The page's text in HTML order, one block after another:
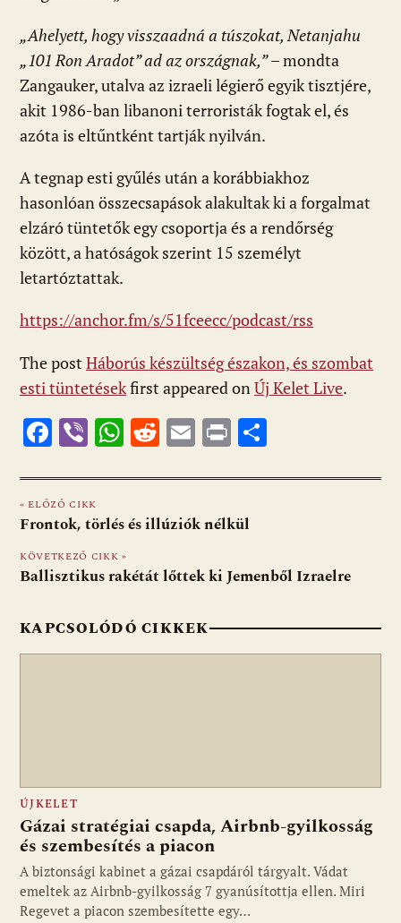
„Ahelyett, hogy visszaadná a túszokat, Netanjahu
„101 Ron Aradot” ad az országnak,”– mondta
Zangauker, utalva az izraeli légierő egyik tisztjére,
akit 1986-ban libanoni terroristák fogtak el, és
azóta is eltűntként tartják nyilván.
A tegnap esti gyűlés után a korábbiakhoz
hasonlóan összecsapások alakultak ki a forgalmat
elzáró tüntetők egy csoportja és a rendőrség
között, a hatóságok szerint 15 személyt
letartóztattak.
https://anchor.fm/s/51fceecc/podcast/rss
The post Háborús készültség északon, és szombat
esti tüntetésekfirst appeared on Új Kelet Live.
F
e
b
o
o
Vi
er
W
at
s
A
p
R
d
di
E
ai
l
Pr
t za
g
« ELŐZŐ CIKK
Frontok, törlés és illúziók nélkül
KÖVETKEZŐ CIKK »
Ballisztikus rakétát lőttek ki Jemenből Izraelre
KAPCSOLÓDÓ CIKKEK
ÚJKELET
Gázai stratégiai csapda, Airbnb-gyilkosság
és szembesítés a piacon
A biztonsági kabinet a gázai csapdáról tárgyalt. Vádat
emeltek az Airbnb-gyilkosság 7 gyanúsítottja ellen. Miri
Regevet a piacon szembesítette egy…